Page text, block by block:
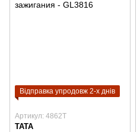
Відправка упродовж 2-х днів
Артикул: 4862T
TATA